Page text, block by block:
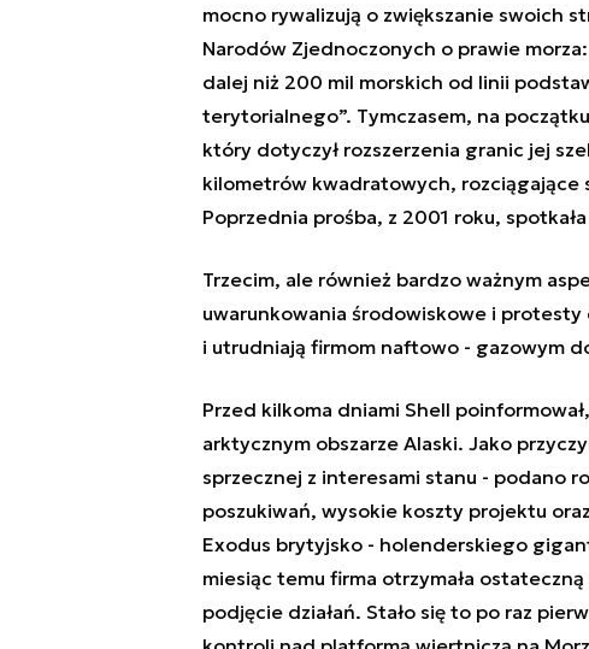
mocno rywalizują o zwiększanie swoich
Narodów Zjednoczonych o prawie morza:
dalej niż 200 mil morskich od linii
terytorialnego”. Tymczasem, na
który dotyczyłrozszerzenia granic jej
kilometrów kwadratowych, rozciągające
Poprzednia prośba, z 2001 roku,
Trzecim, ale również bardzo ważnym
uwarunkowania środowiskowe i
i utrudniają firmom naftowo - gazowym
Przed kilkoma dniami Shell
arktycznym obszarze Alaski. Jako
sprzecznej z interesami stanu - podano
poszukiwań, wysokie koszty projektu
Exodus brytyjsko - holenderskiego
miesiąc temu firma otrzymała
podjęcie działań. Stało się to po raz